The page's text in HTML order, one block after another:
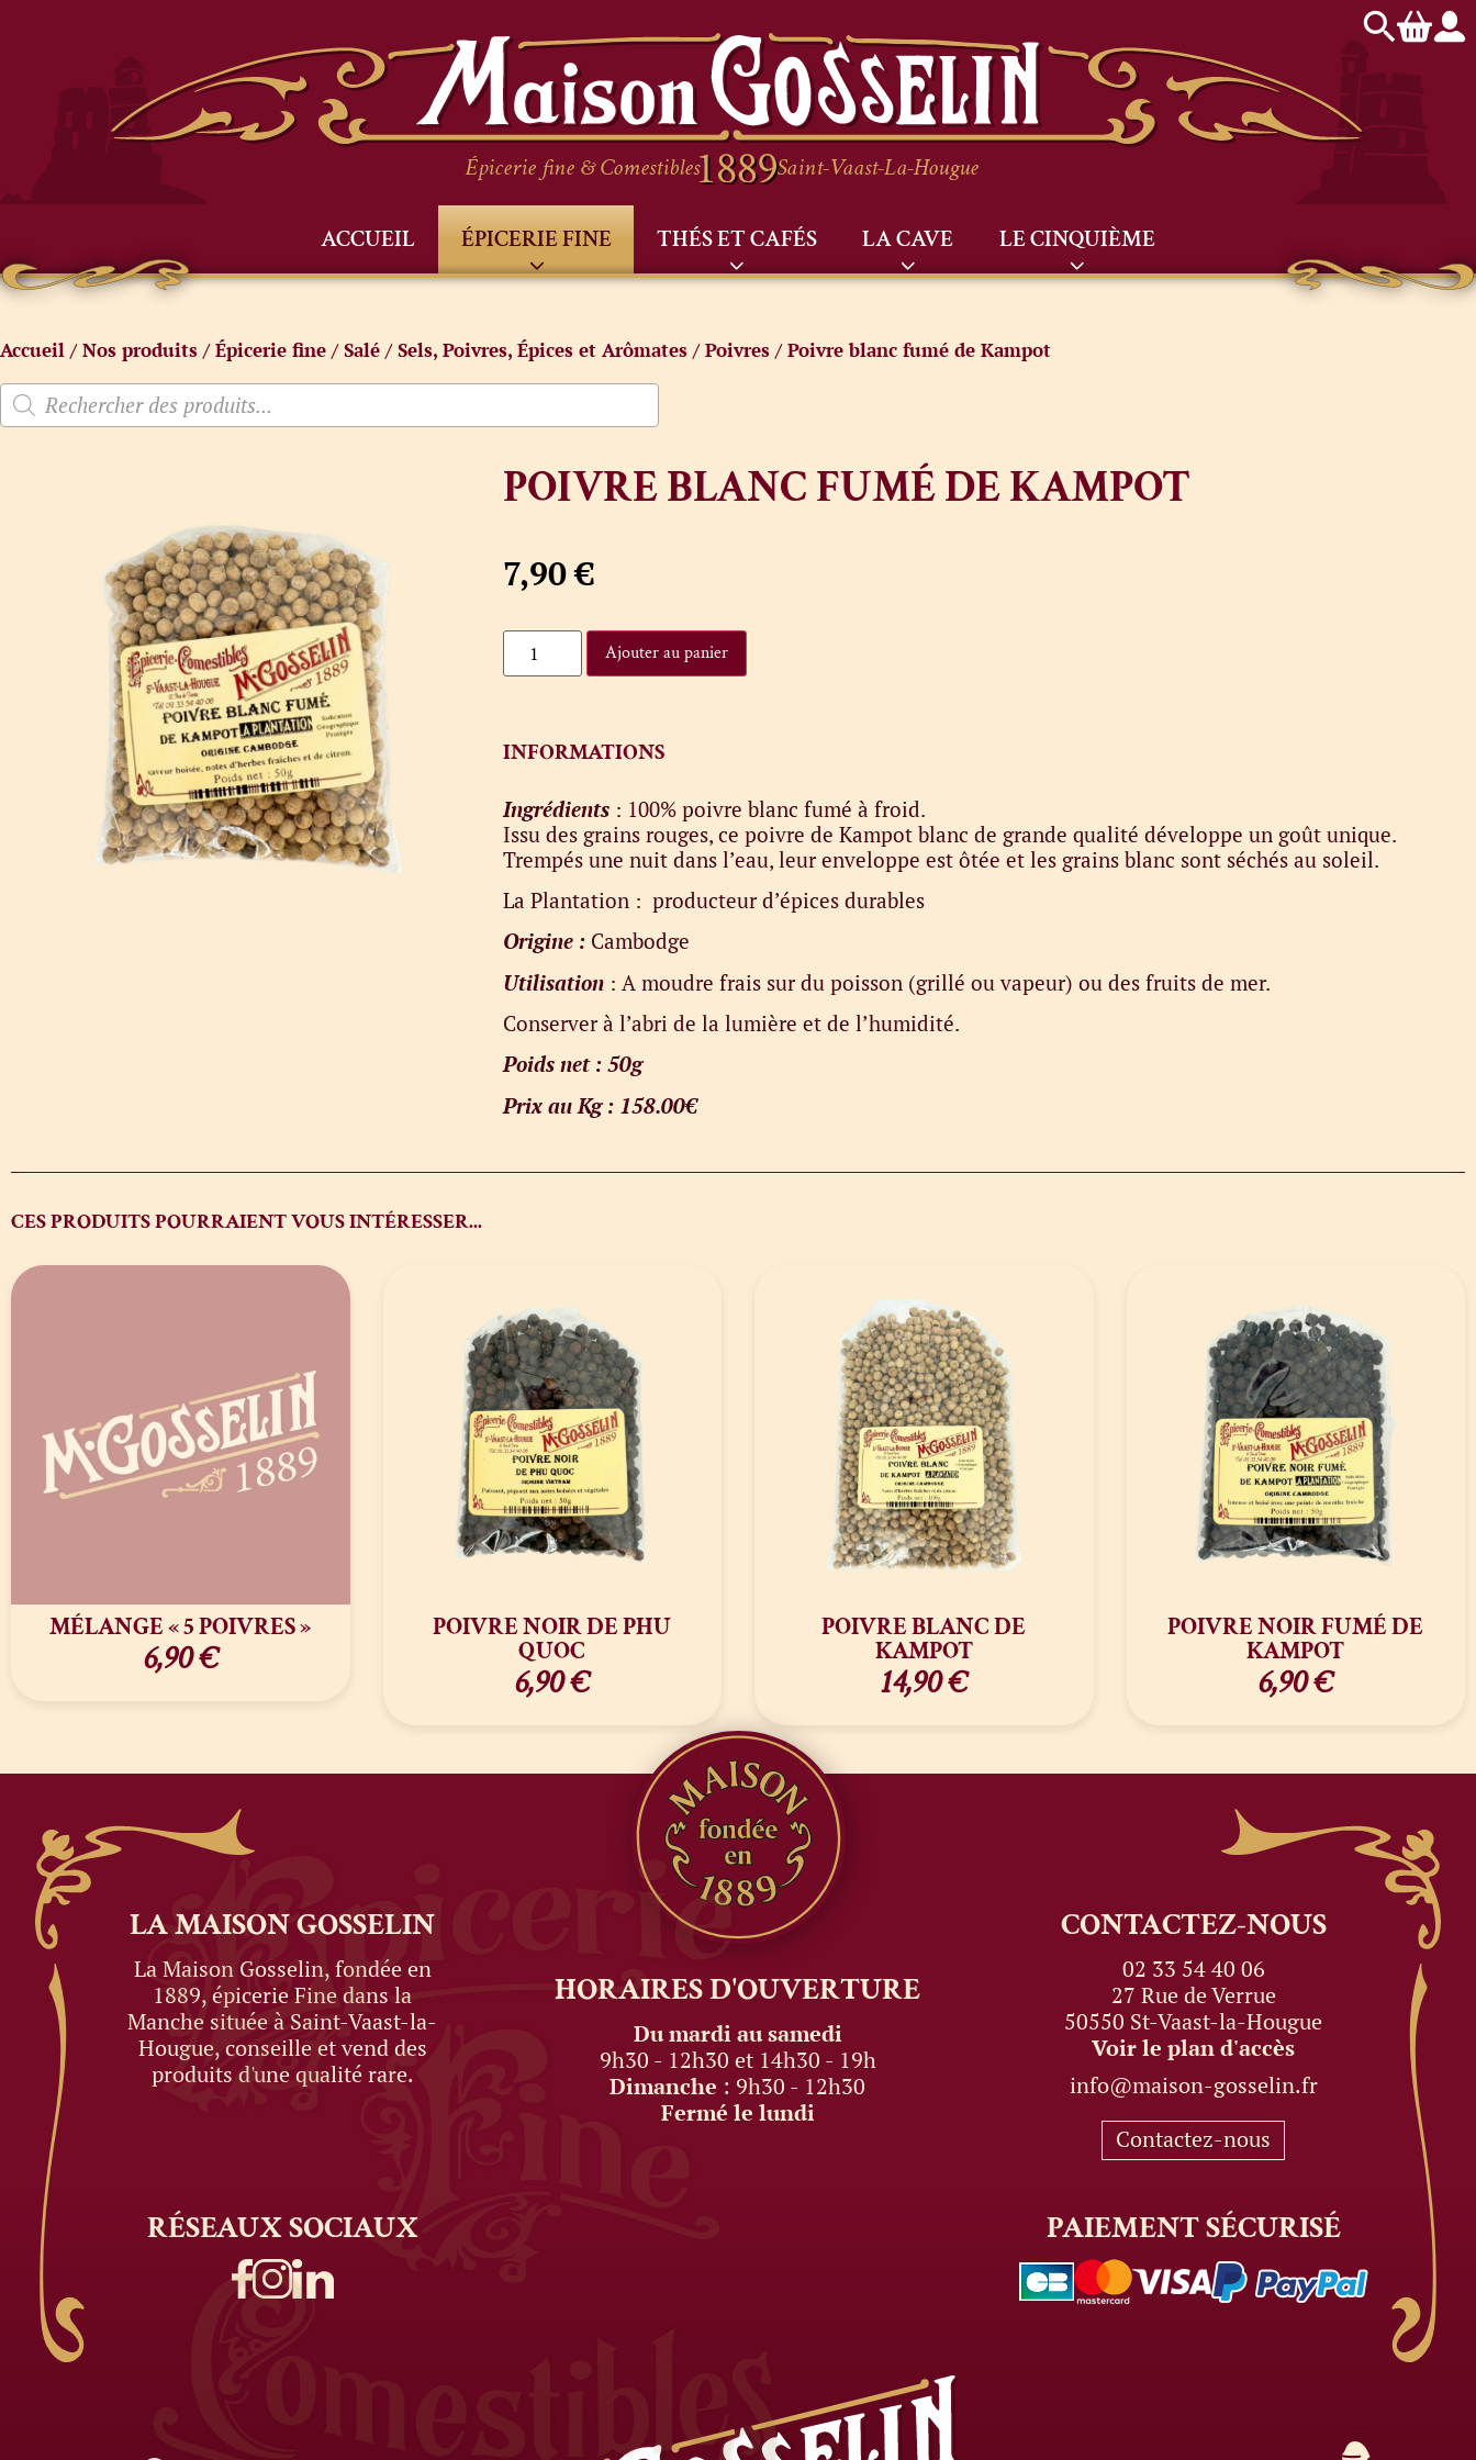
Épicerie fine & Comestibles Saint-Vaast-La-Hougue
ACCUEIL ÉPICERIE FINE THÉS ET CAFÉS LA CAVE LE CINQUIÈME
Accueil /Nos produits /Épicerie fine /Salé /Sels, Poivres, Épices et Arômates /Poivres / Poivre blanc fumé de Kampot
POIVRE BLANC FUMÉ DE KAMPOT
7,90€
Ajouter au panier
INFORMATIONS
Ingrédients: 100% poivre blanc fumé à froid.
Issu des grains rouges, ce poivre de Kampot blanc de grande qualité développe un goût unique.
Trempés une nuit dans l’eau, leur enveloppe est ôtée et les grains blanc sont séchés au soleil.
La Plantation : producteur d’épices durables
Origine :Cambodge
Utilisation: A moudre frais sur du poisson (grillé ou vapeur) ou des fruits de mer.
Conserver à l’abri de la lumière et de l’humidité.
Poids net : 50g
Prix au Kg : 158.00€
CES PRODUITS POURRAIENT VOUS INTÉRESSER...
MÉLANGE « 5 POIVRES »
6,90€
POIVRE NOIR DE PHU
QUOC
6,90€
POIVRE BLANC DE
KAMPOT
14,90€
POIVRE NOIR FUMÉ DE
KAMPOT
6,90€
LA MAISONGOSSELIN
La Maison Gosselin, fondée en
1889, épicerie Fine dans la
Manche située à Saint-Vaast-la-
Hougue, conseille et vend des
produits d'une qualité rare.
HORAIRESD'OUVERTURE
Du mardi au samedi
9h30 - 12h30 et 14h30 - 19h
Dimanche : 9h30 - 12h30
Fermé le lundi
CONTACTEZ-NOUS
02 33 54 40 06
27 Rue de Verrue
50550 St-Vaast-la-Hougue
Voir le plan d'accès
info@maison-gosselin.fr
Contactez-nous
RÉSEAUXSOCIAUX PAIEMENTSÉCURISÉ